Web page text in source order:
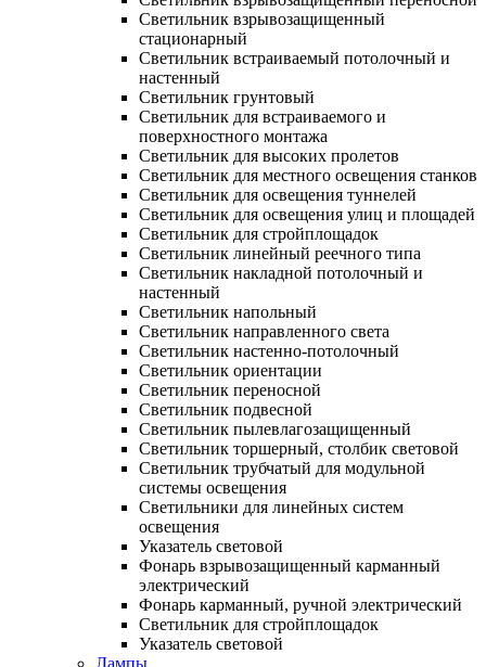
Светильник взрывозащищенный
стационарный
Светильник встраиваемый потолочный и
настенный
Светильник грунтовый
Светильник для встраиваемого и
поверхностного монтажа
Светильник для высоких пролетов
Светильник для местного освещения станков
Светильник для освещения туннелей
Светильник для освещения улиц и площадей
Светильник для стройплощадок
Светильник линейный реечного типа
Светильник накладной потолочный и
настенный
Светильник напольный
Светильник направленного света
Светильник настенно-потолочный
Светильник ориентации
Светильник переносной
Светильник подвесной
Светильник пылевлагозащищенный
Светильник торшерный, столбик световой
Светильник трубчатый для модульной
системы освещения
Светильники для линейных систем
освещения
Указатель световой
Фонарь взрывозащищенный карманный
электрический
Фонарь карманный, ручной электрический
Светильник для стройплощадок
Указатель световой
Лампы